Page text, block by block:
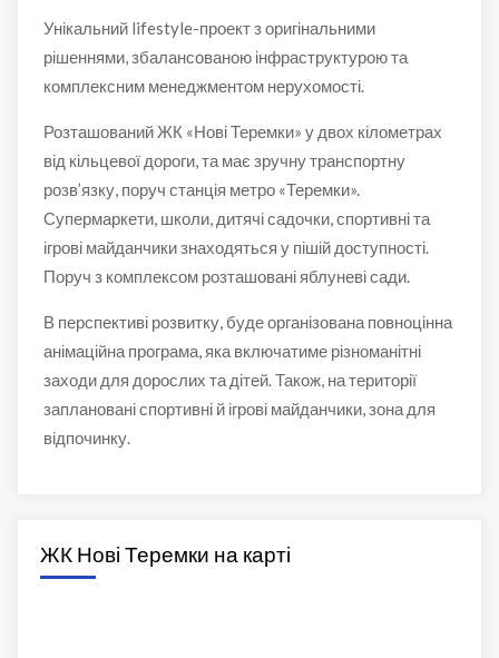
Унікальний lifestyle-проект з оригінальними
рішеннями, збалансованою інфраструктурою та
комплексним менеджментом нерухомості.
Розташований ЖК «Нові Теремки» у двох кілометрах
від кільцевої дороги, та має зручну транспортну
розв’язку, поруч станція метро «Теремки».
Супермаркети, школи, дитячі садочки, спортивні та
ігрові майданчики знаходяться у пішій доступності.
Поруч з комплексом розташовані яблуневі сади.
В перспективі розвитку, буде організована повноцінна
анімаційна програма, яка включатиме різноманітні
заходи для дорослих та дітей. Також, на території
заплановані спортивні й ігрові майданчики, зона для
відпочинку.
ЖК Нові Теремки на карті